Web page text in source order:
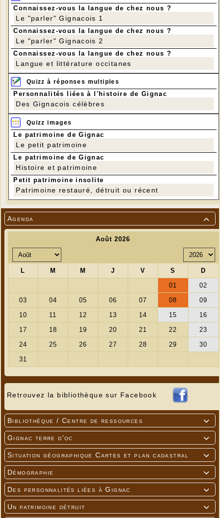

Agenda
Retrouvez la bibliothèque sur Facebook

Bibliothèque / Centre de ressources

Gignac terre d'oc

Situation géographique Cartes et plan cadastral

Démographie

Des personnalités liées à Gignac

Un patrimoine détruit
Connaissez-vous la langue de chez nous ?
Le "parler" Gignacois 1
Connaissez-vous la langue de chez nous ?
Le "parler" Gignacois 2
Connaissez-vous la langue de chez nous ?
Langue et littérature occitanes
Quizz à réponses multiples
Personnalités liées à l'histoire de Gignac
Des Gignacois célèbres
Quizz images
Le patrimoine de Gignac
Le petit patrimoine
Le patrimoine de Gignac
Histoire et patrimoine
Petit patrimoine insolite
Patrimoine restauré, détruit ou récent